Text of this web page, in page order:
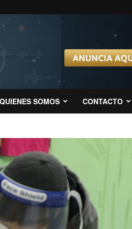
QUIENES SOMOS CONTACTO